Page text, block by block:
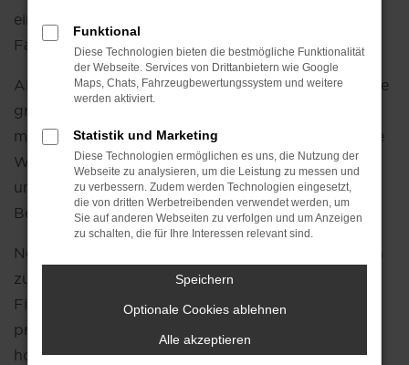
ein Blickfang, sondern auch ein echtes
Fahrvergnügen.
Als Ihr VW Autohaus bieten wir Ihnen nicht nur eine
große Auswahl an VW
maßgeschneiderte Beratung, die individuell auf Ihre
Wünsche abgestimmt ist. Unser erfahrenesTeam
unterstützt Sie dabei, das perfekte Modell für Ihre
Bedürfnisse zu finden.
Neben dem Fahrzeugverkauf bieten wir Ihnen auch
zusätzliche Services rund um VW, wie flexible
Finanzierungs- und Leasingmöglichkeiten,
professionelle
hochwertige Zubehörprodukte, die Ihr Fahrerlebnis
Funktional
Diese Technologien bieten die bestmögliche Funktionalität
der Webseite. Services von Drittanbietern wie Google
Maps, Chats, Fahrzeugbewertungssystem und weitere
werden aktiviert.
Statistik und Marketing
Diese Technologien ermöglichen es uns, die Nutzung der
Webseite zu analysieren, um die Leistung zu messen und
zu verbessern. Zudem werden Technologien eingesetzt,
die von dritten Werbetreibenden verwendet werden, um
Sie auf anderen Webseiten zu verfolgen und um Anzeigen
zu schalten, die für Ihre Interessen relevant sind.
Speichern
Optionale Cookies ablehnen
Alle akzeptieren